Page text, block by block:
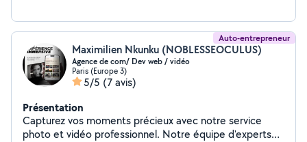
Auto-entrepreneur
Maximilien Nkunku (NOBLESSEOCULUS)
Agence de com/ Dev web / vidéo
Paris (Europe 3)
5/5 (7 avis)
Présentation
Capturez vos moments précieux avec notre service
photo et vidéo professionnel. Notre équipe d'experts